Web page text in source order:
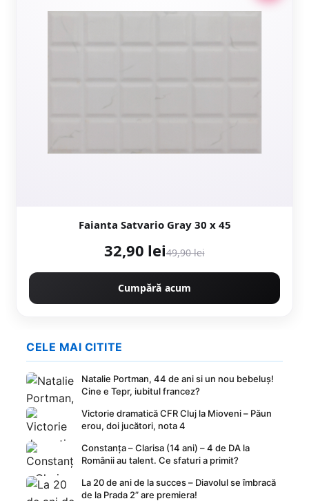
Faianta Satvario Gray 30 x 45
32,90 lei49,90 lei
Cumpără acum
CELE MAI CITITE
Natalie Portman, 44 de ani si un nou bebeluș!
Cine e Tepr, iubitul francez?
Victorie dramatică CFR Cluj la Mioveni – Păun
erou, doi jucători, nota 4
Constanța – Clarisa (14 ani) – 4 de DA la
Românii au talent. Ce sfaturi a primit?
La 20 de ani de la succes – Diavolul se îmbracă
de la Prada 2” are premiera!